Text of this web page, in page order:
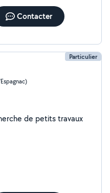
Contacter
Particulier
de petits travaux